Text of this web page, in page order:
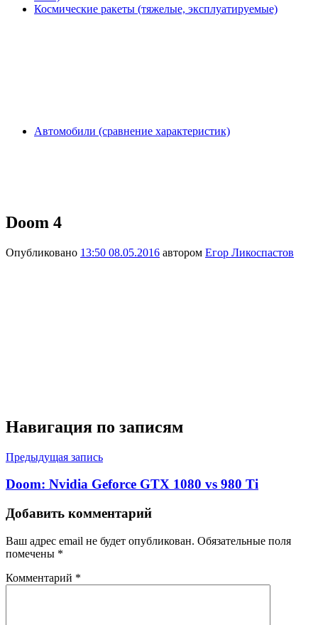
Космические ракеты (тяжелые, эксплуатируемые)
Автомобили (сравнение характеристик)
Doom 4
Опубликовано 13:50 08.05.2016 автором Егор Ликоспастов
Навигация по записям
Предыдущая запись
Doom: Nvidia Geforce GTX 1080 vs 980 Ti
Добавить комментарий
Ваш адрес email не будет опубликован. Обязательные поля
помечены *
Комментарий *